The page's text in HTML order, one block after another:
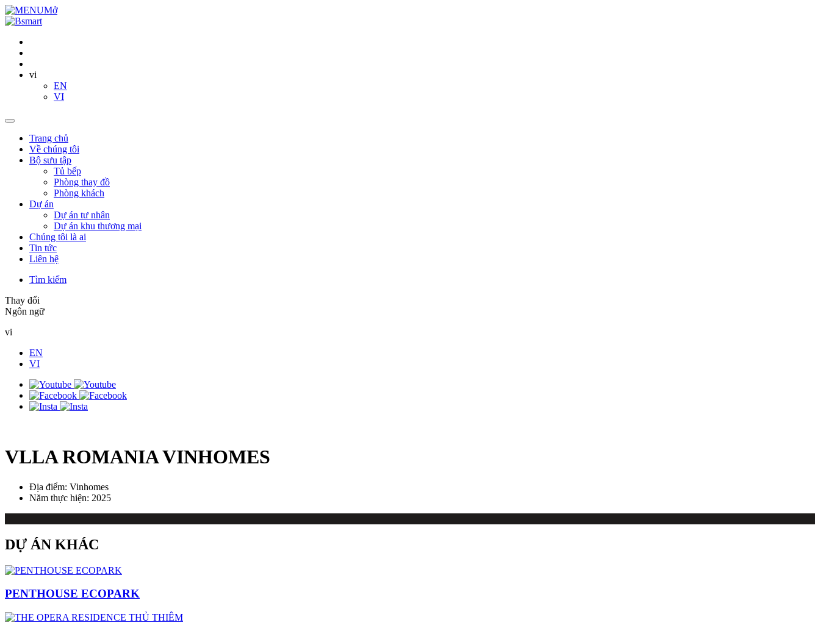
Mở
vi
EN
VI
Trang chủ
Về chúng tôi
Bộ sưu tập
Tủ bếp
Phòng thay đồ
Phòng khách
Dự án
Dự án tư nhân
Dự án khu thương mại
Chúng tôi là ai
Tin tức
Liên hệ
Tìm kiếm
Thay đổi
Ngôn ngữ
vi
EN
VI
VLLA ROMANIA VINHOMES
Địa điểm: Vinhomes
Năm thực hiện: 2025
DỰ ÁN KHÁC
PENTHOUSE ECOPARK